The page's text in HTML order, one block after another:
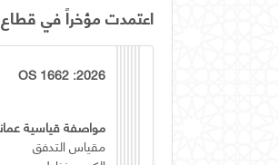
اعتمدت مؤخراً في قطاع
OS 1662 :2026
مواصفة قياسية
مقياس التدفق